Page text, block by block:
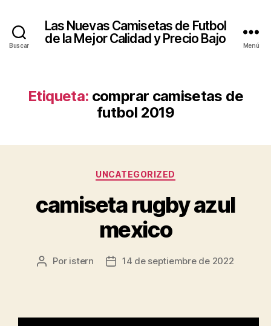
Buscar
Las Nuevas Camisetas de Futbol
de la Mejor Calidad y Precio Bajo
Menú
Etiqueta: comprar camisetas de
futbol 2019
Categorías
UNCATEGORIZED
camiseta rugby azul
mexico
Autor
Por istern
Fecha14 de septiembre de 2022